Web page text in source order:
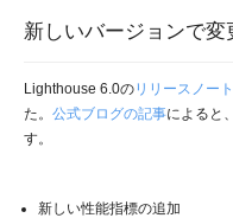
新しいバージョンで変
Lighthouse 6.0の リリースノート
た。 公式ブログの記事によると
す。
新しい性能指標の追加